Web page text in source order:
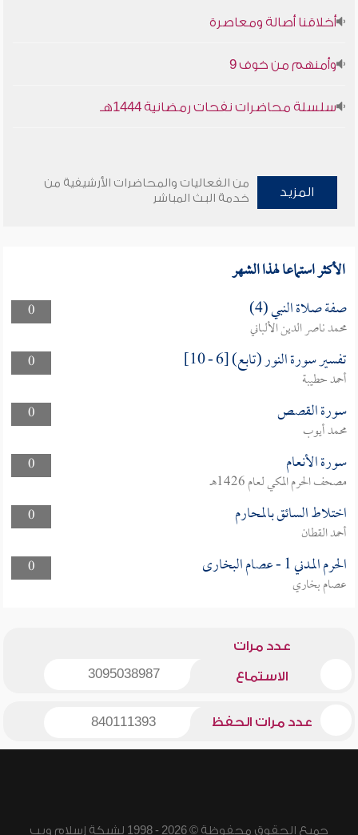
أخلاقنا أصالة ومعاصرة
وأمنهم من خوف 9
سلسلة محاضرات نفحات رمضانية 1444هـ
المزيد
من الفعاليات والمحاضرات الأرشيفية من
خدمة البث المباشر
الأكثر استماعا لهذا الشهر
0 صفة صلاة النبي (4)
محمد ناصر الدين الألباني
0
تفسير سورة النور (تابع) [6 - 10]
أحمد حطيبة
0
سورة القصص
محمد أيوب
0
سورة الأنعام
مصحف الحرم المكي لعام 1426هـ
0
اختلاط السائق بالمحارم
أحمد القطان
0
الحرم المدني 1 - عصام البخارى
عصام بخاري
عدد مرات
الاستماع 3095038987
عدد مرات الحفظ 840111393
جميع الحقوق محفوظة © 2026 - 1998 لشبكة إسلام ويب